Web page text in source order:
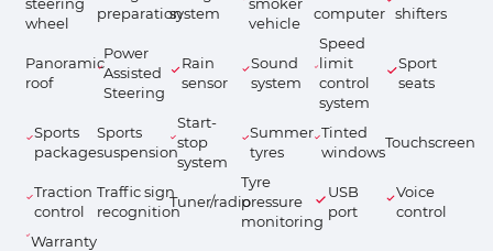
wheel
preparationsystem
vehicle
computer shifters
Panoramic
roof
Power
Assisted
Steering
Rain
sensor
Sound
system
Speed
limit
control
system
Sport
seats
Sports
package
Sports
suspension
Start-
stop
system
Summer
tyres
Tinted
windows
Touchscreen
Traction
control
Traffic sign
recognition
Tuner/radio
Tyre
pressure
monitoring
USB
port
Voice
control
Warranty